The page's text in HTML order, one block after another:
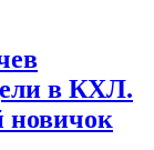
в КХЛ.